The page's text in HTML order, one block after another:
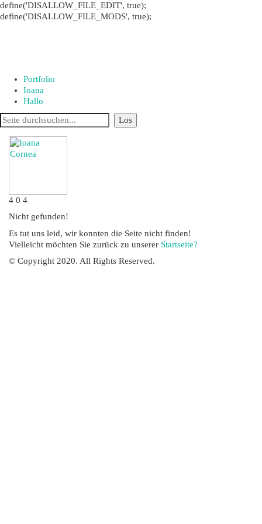
define('DISALLOW_FILE_EDIT', true);
define('DISALLOW_FILE_MODS', true);
Portfolio
Ioana
Hallo
4 0 4
Nicht gefunden!
Es tut uns leid, wir konnten die Seite nicht finden!
Vielleicht möchten Sie zurück zu unserer Startseite?
© Copyright 2020. All Rights Reserved.